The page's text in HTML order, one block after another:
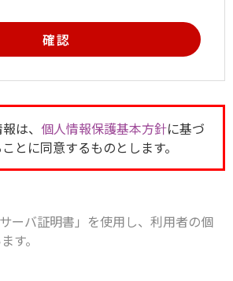
は、 個人情報保護基本方針に基づ
とに同意するものとします。
ーバ証明書」を使用し、利用者の個
す。